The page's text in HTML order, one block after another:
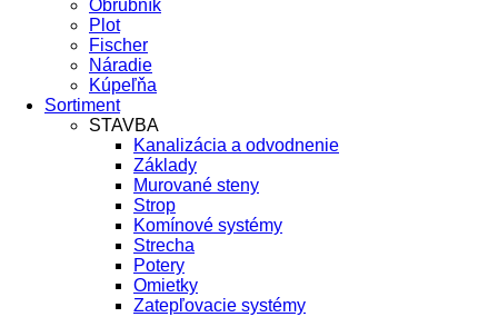
Obrubník
Plot
Fischer
Náradie
Kúpeľňa
Sortiment
STAVBA
Kanalizácia a odvodnenie
Základy
Murované steny
Strop
Komínové systémy
Strecha
Potery
Omietky
Zatepľovacie systémy